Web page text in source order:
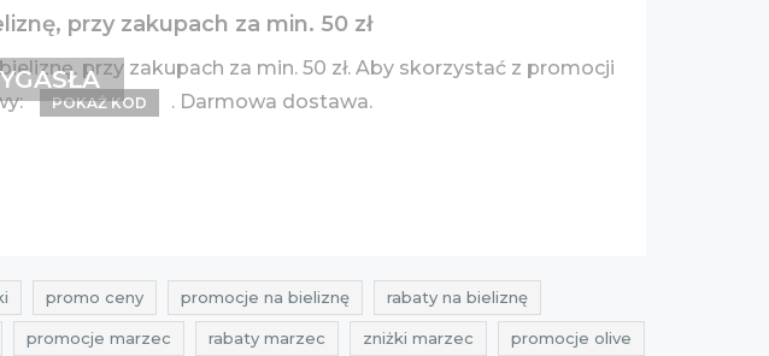
przy zakupach za min. 50 zł
przy zakupach za min. 50 zł. Aby skorzystać z promocji
POKAŻ KOD
. Darmowa dostawa.
promo ceny promocje na bieliznę rabaty na bieliznę
promocje marzec rabaty marzec zniżki marzec promocje olive